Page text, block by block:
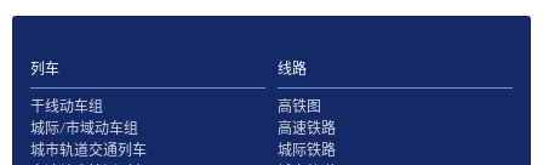
列车
干线动车组
城际/市域动车组
城市轨道交通列车
线路
高铁图
高速铁路
城际铁路